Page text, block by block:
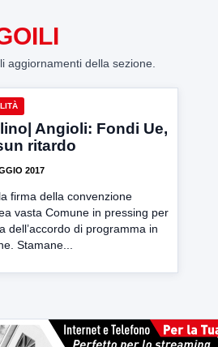
aggiornamenti della sezione.
Angioli: Fondi Ue,
ritardo
2017
firma della convenzione
vasta Comune in pressing per
dell’accordo di programma in
Stamane...